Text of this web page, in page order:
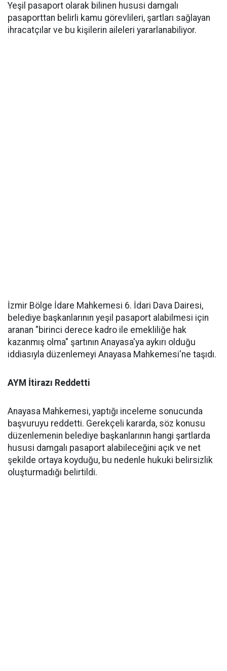
Yeşil pasaport olarak bilinen hususi damgalı
pasaporttan belirli kamu görevlileri, şartları sağlayan
ihracatçılar ve bu kişilerin aileleri yararlanabiliyor.
İzmir Bölge İdare Mahkemesi 6. İdari Dava Dairesi,
belediye başkanlarının yeşil pasaport alabilmesi için
aranan "birinci derece kadro ile emekliliğe hak
kazanmış olma" şartının Anayasa'ya aykırı olduğu
iddiasıyla düzenlemeyi Anayasa Mahkemesi'ne taşıdı.
AYM İtirazı Reddetti
Anayasa Mahkemesi, yaptığı inceleme sonucunda
başvuruyu reddetti. Gerekçeli kararda, söz konusu
düzenlemenin belediye başkanlarının hangi şartlarda
hususi damgalı pasaport alabileceğini açık ve net
şekilde ortaya koyduğu, bu nedenle hukuki belirsizlik
oluşturmadığı belirtildi.